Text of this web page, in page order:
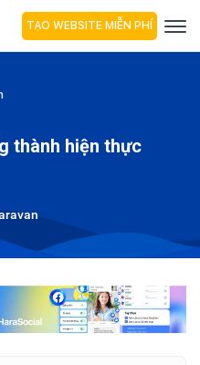
TẠO WEBSITE MIỄN PHÍ
thành hiện thực